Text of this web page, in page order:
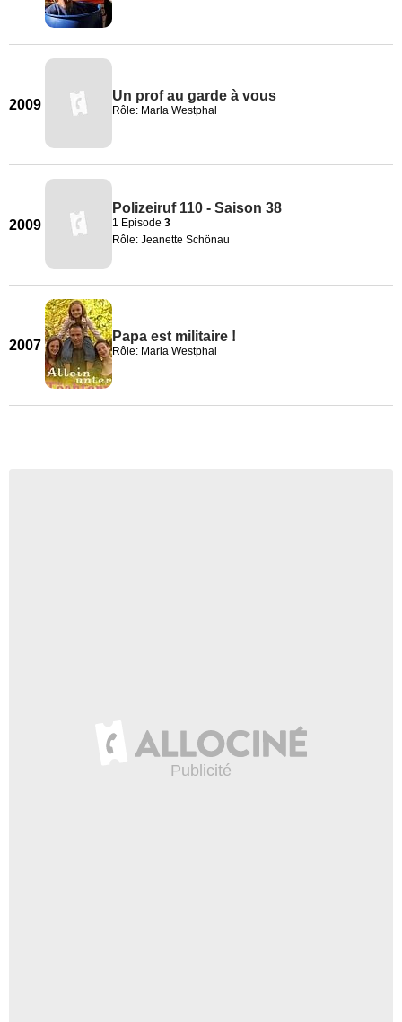
2009
Un prof au garde à vous
Rôle: Marla Westphal
2009
Polizeiruf 110 - Saison 38
1 Episode 3
Rôle: Jeanette Schönau
2007
Papa est militaire !
Rôle: Marla Westphal